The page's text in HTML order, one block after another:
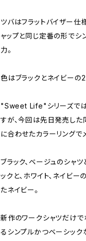
ツバはフラットバイザー仕
ャップと同じ定番の形でシ
力。
色はブラックとネイビーの2
"Sweet Life"シリーズでは
すが、今回は先日発売した
に合わせたカラーリングで
ブラック、ベージュのシャ
ックと、ホワイト、ネイビ
たネイビー。
新作のワークシャツだけ
るシンプルかつベーシック